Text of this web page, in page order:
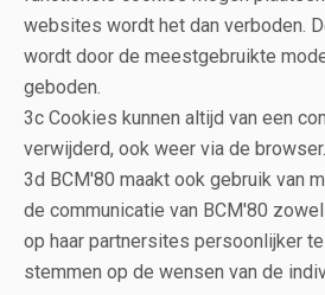
websites wordt het dan verboden.
wordt door de meestgebruikte
geboden.
3c Cookies kunnen altijd van een
verwijderd, ook weer via de browser.
3d BCM'80 maakt ook gebruik van
de communicatie van BCM'80
op haar partnersites persoonlijker
stemmen op de wensen van de